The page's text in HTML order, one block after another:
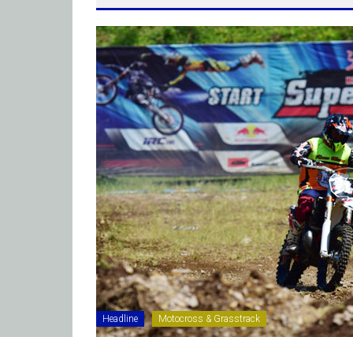
Headline Motocross & Grasstrack